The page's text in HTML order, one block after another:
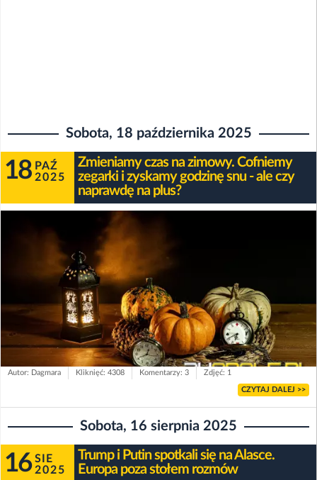
Sobota, 18 października 2025
18 PAŹ
2025
Zmieniamy czas na zimowy. Cofniemy
zegarki i zyskamy godzinę snu - ale czy
naprawdę na plus?
Autor: Dagmara Kliknięć: 4308 Komentarzy: 3 Zdjęć: 1
CZYTAJ DALEJ >>
Sobota, 16 sierpnia 2025
16 SIE
2025
Trump i Putin spotkali się na Alasce.
Europa poza stołem rozmów